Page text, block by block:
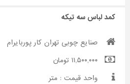
کمد لباس سه تیکه
صنایع چوبی تهران کار پوربایرام
۱۱,۵۰۰,۰۰۰ تومان
واحد قیمت : متر